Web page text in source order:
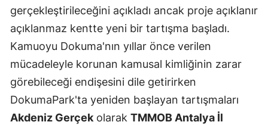
gerçekleştirileceğini açıkladı ancak proje açıklanır
açıklanmaz kentte yeni bir tartışma başladı.
Kamuoyu Dokuma'nın yıllar önce verilen
mücadeleyle korunan kamusal kimliğinin zarar
görebileceği endişesini dile getirirken
DokumaPark'ta yeniden başlayan tartışmaları
Akdeniz Gerçek olarak TMMOB Antalya İl